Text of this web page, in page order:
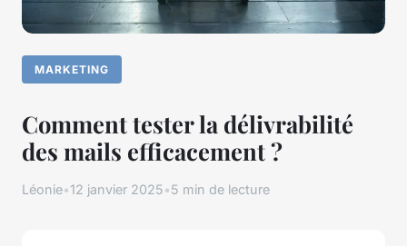
MARKETING
Comment tester la délivrabilité
des mails efficacement ?
Léonie•12 janvier 2025•5 min de lecture